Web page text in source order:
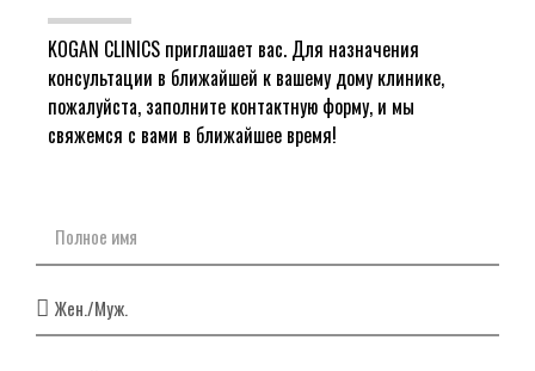
KOGAN CLINICS приглашает вас. Для назначения
консультации в ближайшей к вашему дому клинике,
пожалуйста, заполните контактную форму, и мы
свяжемся с вами в ближайшее время!